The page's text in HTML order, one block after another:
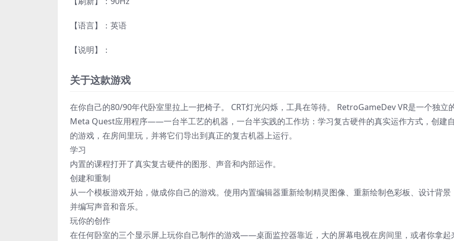
【语言】：英语
【说明】：
关于这款游戏
在你自己的80/90年代卧室里拉上一把椅子。 CRT灯光闪烁，工具在等待。 RetroGameDev VR是一个独立
Meta Quest应用程序——一台半工艺的机器，一台半实践的工作坊：学习复古硬件的真实运作方式，创建
的游戏，在房间里玩，并将它们导出到真正的复古机器上运行。
学习
内置的课程打开了真实复古硬件的图形、声音和内部运作。
创建和重制
从一个模板游戏开始，做成你自己的游戏。使用内置编辑器重新绘制精灵图像、重新绘制色彩板、设计背景​​
并编写声音和音乐。
玩你的创作
在任何卧室的三个显示屏上玩你自己制作的游戏——桌面监控器靠近，大的屏幕电视在房间里，或者你拿起